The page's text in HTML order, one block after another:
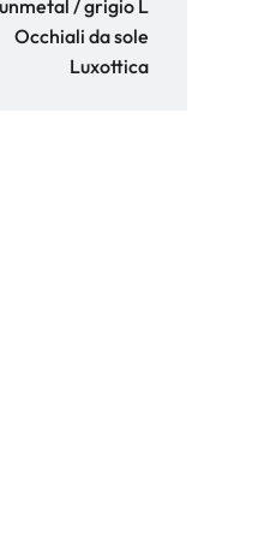
/ grigio L
Occhiali da sole
Luxottica